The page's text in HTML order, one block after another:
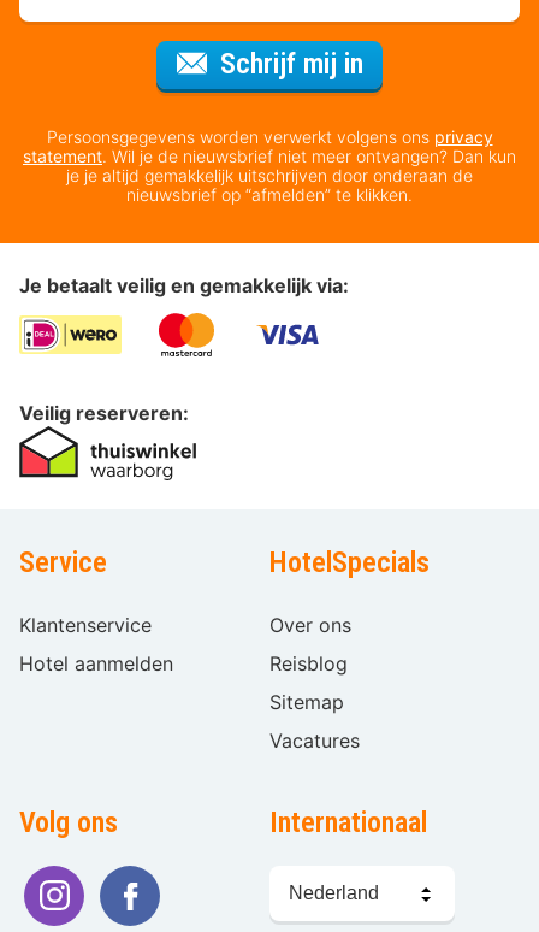
Schrijf mij in
Persoonsgegevens worden verwerkt volgens ons privacy
statement. Wil je de nieuwsbrief niet meer ontvangen? Dan kun
je je altijd gemakkelijk uitschrijven door onderaan de
nieuwsbrief op “afmelden” te klikken.
Je betaalt veilig en gemakkelijk via:
Veilig reserveren:
Service
Klantenservice
Hotel aanmelden
HotelSpecials
Over ons
Reisblog
Sitemap
Vacatures
Volg ons Internationaal
kiezen